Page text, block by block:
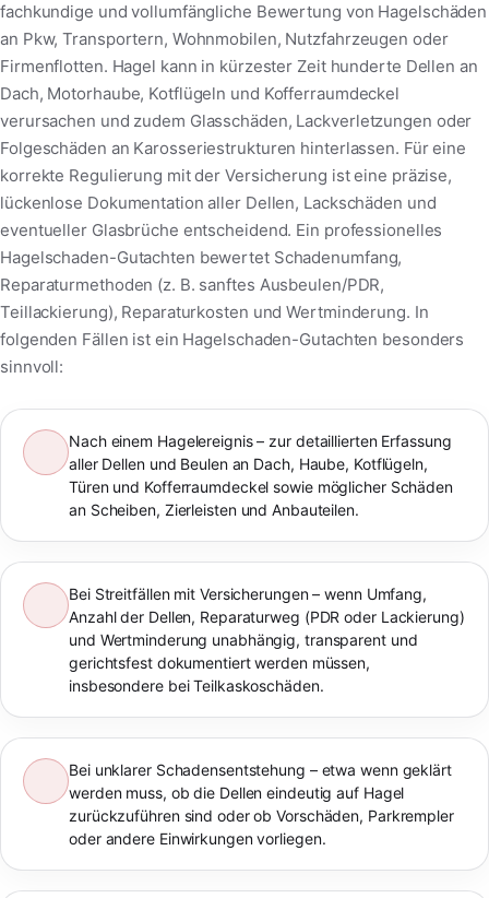
fachkundige und vollumfängliche Bewertung von Hagelschäden
an Pkw, Transportern, Wohnmobilen, Nutzfahrzeugen oder
Firmenflotten. Hagel kann in kürzester Zeit hunderte Dellen an
Dach, Motorhaube, Kotflügeln und Kofferraumdeckel
verursachen und zudem Glasschäden, Lackverletzungen oder
Folgeschäden an Karosseriestrukturen hinterlassen. Für eine
korrekte Regulierung mit der Versicherung ist eine präzise,
lückenlose Dokumentation aller Dellen, Lackschäden und
eventueller Glasbrüche entscheidend. Ein professionelles
Hagelschaden-Gutachten bewertet Schadenumfang,
Reparaturmethoden (z. B. sanftes Ausbeulen/PDR,
Teillackierung), Reparaturkosten und Wertminderung. In
folgenden Fällen ist ein Hagelschaden-Gutachten besonders
sinnvoll:
Nach einem Hagelereignis – zur detaillierten Erfassung
aller Dellen und Beulen an Dach, Haube, Kotflügeln,
Türen und Kofferraumdeckel sowie möglicher Schäden
an Scheiben, Zierleisten und Anbauteilen.
Bei Streitfällen mit Versicherungen – wenn Umfang,
Anzahl der Dellen, Reparaturweg (PDR oder Lackierung)
und Wertminderung unabhängig, transparent und
gerichtsfest dokumentiert werden müssen,
insbesondere bei Teilkaskoschäden.
Bei unklarer Schadensentstehung – etwa wenn geklärt
werden muss, ob die Dellen eindeutig auf Hagel
zurückzuführen sind oder ob Vorschäden, Parkrempler
oder andere Einwirkungen vorliegen.